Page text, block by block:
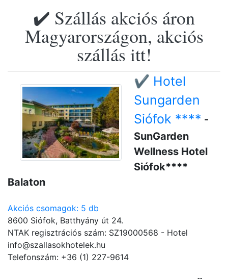
✔️ Szállás akciós áron
Magyarországon, akciós
szállás itt!
✔️ Hotel
Sungarden
Siófok **** -
SunGarden
Wellness Hotel
Siófok****
Balaton
Akciós csomagok: 5 db
8600 Siófok, Batthyány út 24.
NTAK regisztrációs szám: SZ19000568 - Hotel
info@szallasokhotelek.hu
Telefonszám: +36 (1) 227-9614